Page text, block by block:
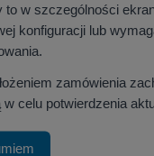
Matt White (MW)
o
punktu sali.
mebli biurowych, na
to w szczególności
konfiguracji lub
zamówienia
w celu potwierdzenia